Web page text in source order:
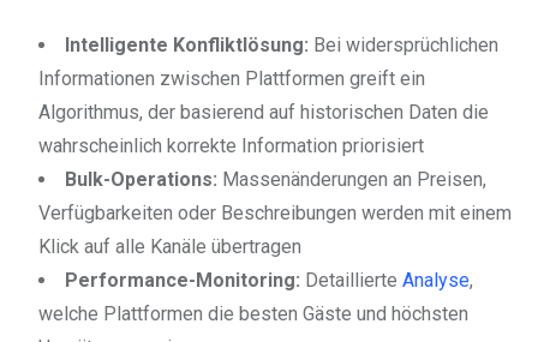
Intelligente Konfliktlösung: Bei widersprüchlichen
Informationen zwischen Plattformen greift ein
Algorithmus, der basierend auf historischen Daten die
wahrscheinlich korrekte Information priorisiert
Bulk-Operations: Massenänderungen an Preisen,
Verfügbarkeiten oder Beschreibungen werden mit einem
Klick auf alle Kanäle übertragen
Performance-Monitoring: Detaillierte Analyse,
welche Plattformen die besten Gäste und höchsten